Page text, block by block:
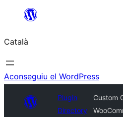
contingut
Català
Aconseguiu el WordPress
Plugin
Directory
Custom